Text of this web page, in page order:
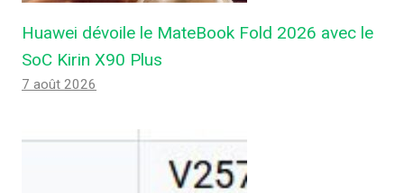
Huawei dévoile le MateBook Fold 2026 avec le
SoC Kirin X90 Plus
7 août 2026